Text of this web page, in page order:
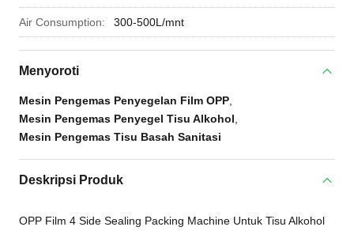
Air Consumption: 300-500L/mnt
Menyoroti
Mesin Pengemas Penyegelan Film OPP
Mesin Pengemas Penyegel Tisu Alkohol
Mesin Pengemas Tisu Basah Sanitasi
Deskripsi Produk
OPP Film 4 Side Sealing Packing Machine Untuk Tisu Alkohol